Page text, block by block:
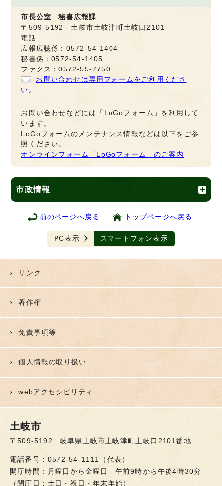
市長公室 秘書広報課
〒509-5192 土岐市土岐津町土岐口2101
電話
広報広聴係：0572-54-1404
秘書係：0572-54-1405
ファクス：0572-55-7750
お問い合わせは専用フォームをご利用くださ
い。
お問い合わせなどには「LoGoフォーム」を利用して
います。
LoGoフォームのメンテナンス情報などは以下をご参
照ください。
オンラインフォーム「LoGoフォーム」のご案内
市政情報
前のページへ戻る トップページへ戻る
PC表示 スマートフォン表示
リンク
著作権
免責事項等
個人情報の取り扱い
webアクセシビリティ
土岐市
〒509-5192 岐阜県土岐市土岐津町土岐口2101番地
電話番号：0572-54-1111（代表）
開庁時間：月曜日から金曜日 午前9時から午後4時30分
（閉庁日：土日・祝日・年末年始）